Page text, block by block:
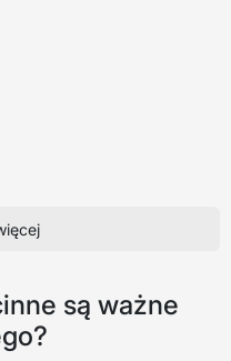
są ważne